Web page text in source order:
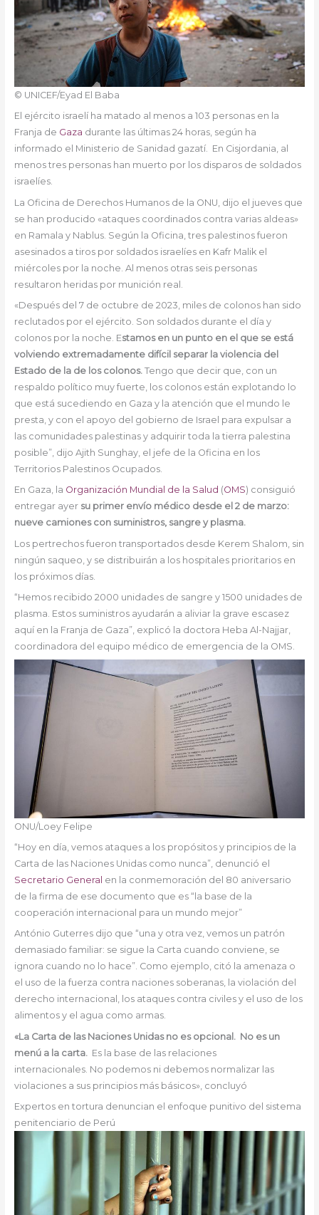
© UNICEF/Eyad El Baba
El ejército israelí ha matado al menos a 103 personas en la
Franja de Gaza durante las últimas 24 horas, según ha
informado el Ministerio de Sanidad gazatí. En Cisjordania, al
menos tres personas han muerto por los disparos de soldados
israelíes.
La Oficina de Derechos Humanos de la ONU, dijo el jueves que
se han producido «ataques coordinados contra varias aldeas»
en Ramala y Nablus. Según la Oficina, tres palestinos fueron
asesinados a tiros por soldados israelíes en Kafr Malik el
miércoles por la noche. Al menos otras seis personas
resultaron heridas por munición real.
«Después del 7 de octubre de 2023, miles de colonos han sido
reclutados por el ejército. Son soldados durante el día y
colonos por la noche. Estamos en un punto en el que se está
volviendo extremadamente difícil separar la violencia del
Estado de la de los colonos.Tengo que decir que, con un
respaldo político muy fuerte, los colonos están explotando lo
que está sucediendo en Gaza y la atención que el mundo le
presta, y con el apoyo del gobierno de Israel para expulsar a
las comunidades palestinas y adquirir toda la tierra palestina
posible”, dijo Ajith Sunghay, el jefe de la Oficina en los
Territorios Palestinos Ocupados.
En Gaza, la Organización Mundial de la Salud (OMS) consiguió
entregar ayer su primer envío médico desde el 2 de marzo:
nueve camiones con suministros, sangre y plasma.
Los pertrechos fueron transportados desde Kerem Shalom, sin
ningún saqueo, y se distribuirán a los hospitales prioritarios en
los próximos días.
“Hemos recibido 2000 unidades de sangre y 1500 unidades de
plasma. Estos suministros ayudarán a aliviar la grave escasez
aquí en la Franja de Gaza”, explicó la doctora Heba Al-Najjar,
coordinadora del equipo médico de emergencia de la OMS.
ONU/Loey Felipe
“Hoy en día, vemos ataques a los propósitos y principios de la
Carta de las Naciones Unidas como nunca”, denunció el
Secretario General en la conmemoración del 80 aniversario
de la firma de ese documento que es “la base de la
cooperación internacional para un mundo mejor”
António Guterres dijo que “una y otra vez, vemos un patrón
demasiado familiar: se sigue la Carta cuando conviene, se
ignora cuando no lo hace”. Como ejemplo, citó la amenaza o
el uso de la fuerza contra naciones soberanas, la violación del
derecho internacional, los ataques contra civiles y el uso de los
alimentos y el agua como armas.
«La Carta de las Naciones Unidas no es opcional. No es un
menú a la carta. Es la base de las relaciones
internacionales. No podemos ni debemos normalizar las
violaciones a sus principios más básicos», concluyó
Expertos en tortura denuncian el enfoque punitivo del sistema
penitenciario de Perú